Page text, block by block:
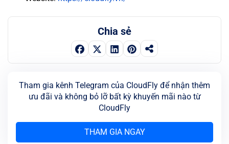
Chia sẻ
Tham gia kênh Telegram của CloudFly để nhận thêm
ưu đãi và không bỏ lỡ bất kỳ khuyến mãi nào từ
CloudFly
THAM GIA NGAY